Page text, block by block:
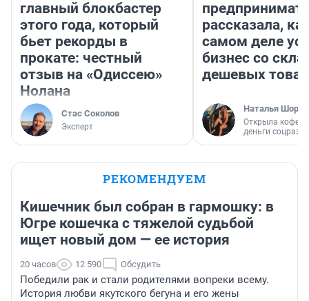
главный блокбастер
этого года, который
бьет рекорды в
прокате: честный
отзыв на «Одиссею»
Нолана
Стас Соколов
Эксперт
рассказала,
самом деле
бизнес со
дешевых
Наталья
Открыла
деньги
РЕКОМЕНДУЕМ
Кишечник был собран в гармошку: в
Югре кошечка с тяжелой судьбой
ищет новый дом — ее история
20 часов 12 590 Обсудить
Победили рак и стали родителями вопреки всему.
История любви якутского бегуна и его жены